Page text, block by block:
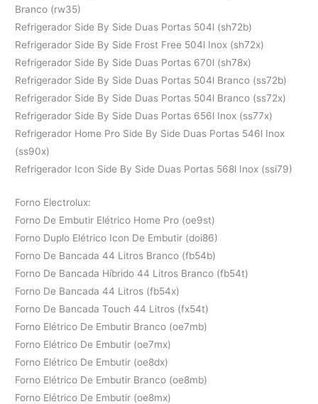
Branco (rw35)
Refrigerador Side By Side Duas Portas 504l (sh72b)
Refrigerador Side By Side Frost Free 504l Inox (sh72x)
Refrigerador Side By Side Duas Portas 670l (sh78x)
Refrigerador Side By Side Duas Portas 504l Branco (ss72b)
Refrigerador Side By Side Duas Portas 504l Branco (ss72x)
Refrigerador Side By Side Duas Portas 656l Inox (ss77x)
Refrigerador Home Pro Side By Side Duas Portas 546l Inox
(ss90x)
Refrigerador Icon Side By Side Duas Portas 568l Inox (ssi79)
Forno Electrolux:
Forno De Embutir Elétrico Home Pro (oe9st)
Forno Duplo Elétrico Icon De Embutir (doi86)
Forno De Bancada 44 Litros Branco (fb54b)
Forno De Bancada Híbrido 44 Litros Branco (fb54t)
Forno De Bancada 44 Litros (fb54x)
Forno De Bancada Touch 44 Litros (fx54t)
Forno Elétrico De Embutir Branco (oe7mb)
Forno Elétrico De Embutir (oe7mx)
Forno Elétrico De Embutir (oe8dx)
Forno Elétrico De Embutir Branco (oe8mb)
Forno Elétrico De Embutir (oe8mx)